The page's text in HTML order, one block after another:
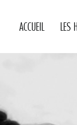
ACCUEIL LES